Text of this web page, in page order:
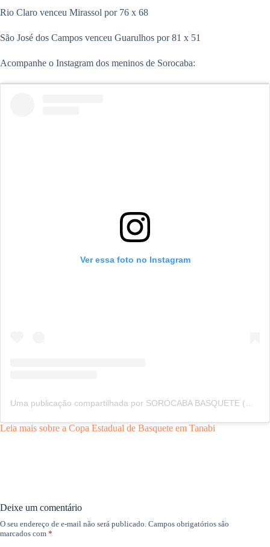
Rio Claro venceu Mirassol por 76 x 68
São José dos Campos venceu Guarulhos por 81 x 51
Acompanhe o Instagram dos meninos de Sorocaba:
Ver essa foto no Instagram
Leia mais sobre a Copa Estadual de Basquete em Tanabi
Deixe um comentário
O seu endereço de e-mail não será publicado. Campos obrigatórios são
marcados com *